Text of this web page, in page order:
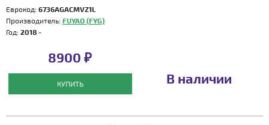
Еврокод: 6736AGACMVZ1L
Производитель: FUYAO (FYG)
Год: 2018 -
8900 ₽
КУПИТЬ В наличии